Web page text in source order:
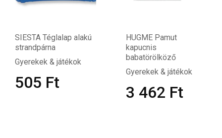
SIESTA Téglalap alakú
strandpárna
Gyerekek & játékok
505Ft
HUGME Pamut
kapucnis
babatörölköző
Gyerekek & játékok
3 462Ft